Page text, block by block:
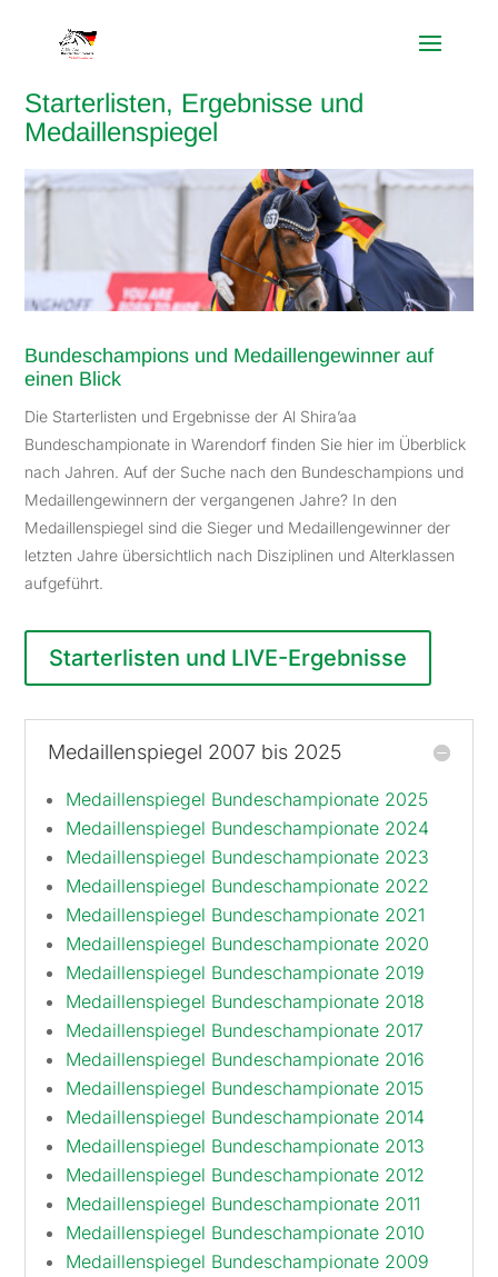
Starterlisten, Ergebnisse und
Medaillenspiegel
Bundeschampions und Medaillengewinner auf
einen Blick
Die Starterlisten und Ergebnisse der Al Shira’aa
Bundeschampionate in Warendorf finden Sie hier im Überblick
nach Jahren. Auf der Suche nach den Bundeschampions und
Medaillengewinnern der vergangenen Jahre? In den
Medaillenspiegel sind die Sieger und Medaillengewinner der
letzten Jahre übersichtlich nach Disziplinen und Alterklassen
aufgeführt.
Starterlisten und LIVE-Ergebnisse
Medaillenspiegel 2007 bis 2025
Medaillenspiegel Bundeschampionate 2025
Medaillenspiegel Bundeschampionate 2024
Medaillenspiegel Bundeschampionate 2023
Medaillenspiegel Bundeschampionate 2022
Medaillenspiegel Bundeschampionate 2021
Medaillenspiegel Bundeschampionate 2020
Medaillenspiegel Bundeschampionate 2019
Medaillenspiegel Bundeschampionate 2018
Medaillenspiegel Bundeschampionate 2017
Medaillenspiegel Bundeschampionate 2016
Medaillenspiegel Bundeschampionate 2015
Medaillenspiegel Bundeschampionate 2014
Medaillenspiegel Bundeschampionate 2013
Medaillenspiegel Bundeschampionate 2012
Medaillenspiegel Bundeschampionate 2011
Medaillenspiegel Bundeschampionate 2010
Medaillenspiegel Bundeschampionate 2009